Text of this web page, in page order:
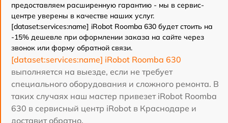
предоставляем расширенную гарантию - мы в сервис-
центре уверены в качестве наших услуг.
[dataset:services:name] iRobot Roomba 630 будет стоить на
-15% дешевле при оформлении заказа на сайте через
звонок или форму обратной связи.
[dataset:services:name] iRobot Roomba 630
выполняется на выезде, если не требует
специального оборудования и сложного ремонта. В
таких случаях наш мастер привезет iRobot Roomba
630 в сервисный центр iRobot в Краснодаре и
доставит обратно.